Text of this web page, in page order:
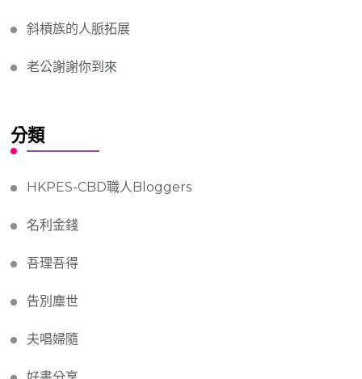
斜槓族的人脈拓展
老公謝謝你到來
分類
HKPES-CBD職人Bloggers
名利金錢
吾理吾得
告別塵世
夫唱婦隨